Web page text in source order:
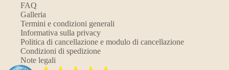
FAQ
Galleria
Termini e condizioni generali
Informativa sulla privacy
Politica di cancellazione e modulo di cancellazione
Condizioni di spedizione
Note legali